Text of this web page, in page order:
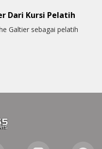
Dari Kursi Pelatih
Galtier sebagai pelatih